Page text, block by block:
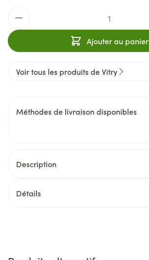
Ajouter au panier
Voir tous les produits de Vitry
Méthodes de livraison disponibles
Description
Détails